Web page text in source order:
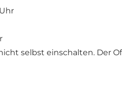
selbst einschalten. Der